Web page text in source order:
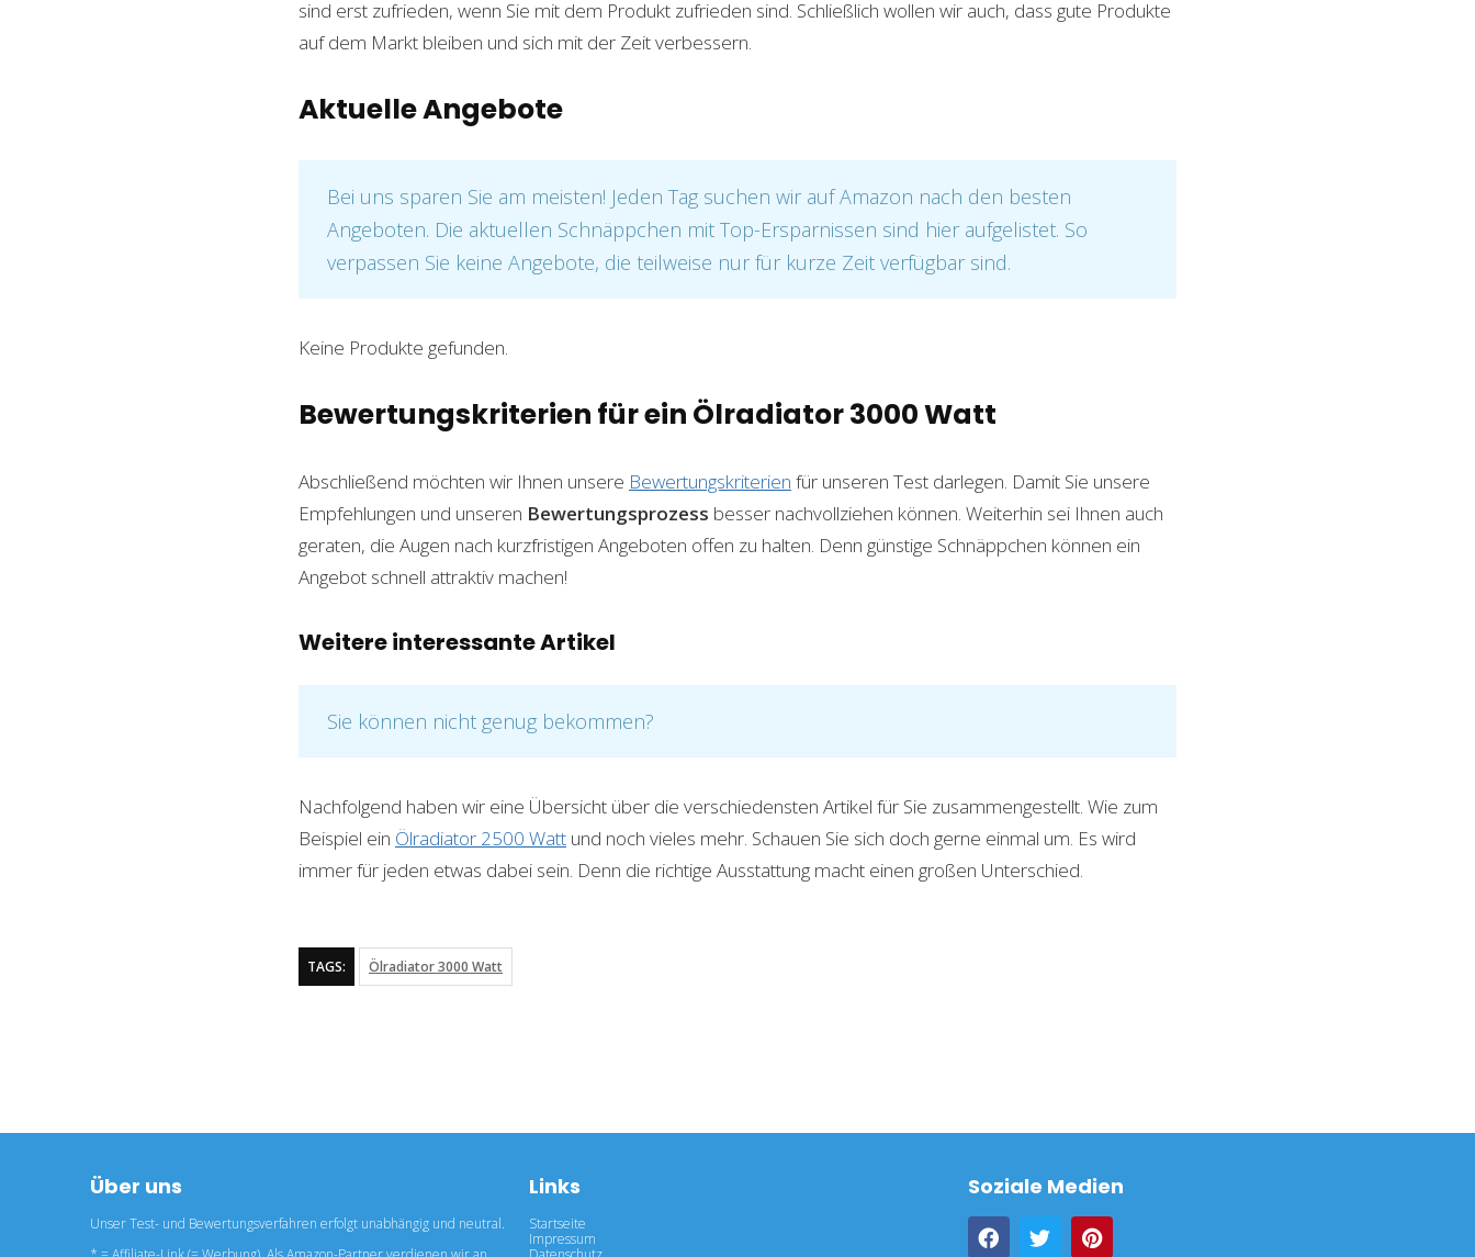
sind erst zufrieden, wenn Sie mit dem Produkt zufrieden sind. Schließlich wollen wir auch, dass gute Produkte
auf dem Markt bleiben und sich mit der Zeit verbessern.
Aktuelle Angebote
Bei uns sparen Sie am meisten! Jeden Tag suchen wir auf Amazon nach den besten
Angeboten. Die aktuellen Schnäppchen mit Top-Ersparnissen sind hier aufgelistet. So
verpassen Sie keine Angebote, die teilweise nur für kurze Zeit verfügbar sind.
Keine Produkte gefunden.
Bewertungskriterien für ein Ölradiator 3000 Watt
Abschließend möchten wir Ihnen unsere Bewertungskriterien für unseren Test darlegen. Damit Sie unsere
Empfehlungen und unseren Bewertungsprozess besser nachvollziehen können. Weiterhin sei Ihnen auch
geraten, die Augen nach kurzfristigen Angeboten offen zu halten. Denn günstige Schnäppchen können ein
Angebot schnell attraktiv machen!
Weitere interessante Artikel
Sie können nicht genug bekommen?
Nachfolgend haben wir eine Übersicht über die verschiedensten Artikel für Sie zusammengestellt. Wie zum
Beispiel ein Ölradiator 2500 Watt und noch vieles mehr. Schauen Sie sich doch gerne einmal um. Es wird
immer für jeden etwas dabei sein. Denn die richtige Ausstattung macht einen großen Unterschied.
TAGS: Ölradiator 3000 Watt
Über uns
Unser Test- und Bewertungsverfahren erfolgt unabhängig und neutral.
Links
Startseite
Impressum
Soziale Medien